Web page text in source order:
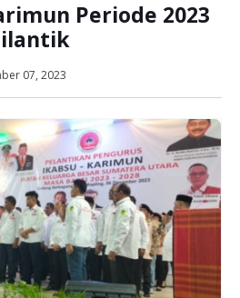
Periode 2023
07, 2023